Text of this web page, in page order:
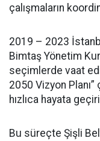
çalışmaların
2019 – 2023
Bimtaş Yönetim
seçimlerde vaat
2050 Vizyon
hızlıca hayata
Bu süreçte Şişli